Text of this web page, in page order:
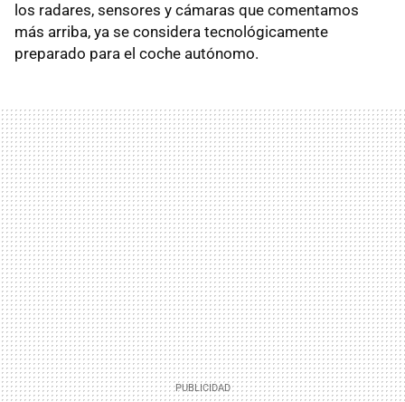
los radares, sensores y cámaras que comentamos
más arriba, ya se considera tecnológicamente
preparado para el coche autónomo.